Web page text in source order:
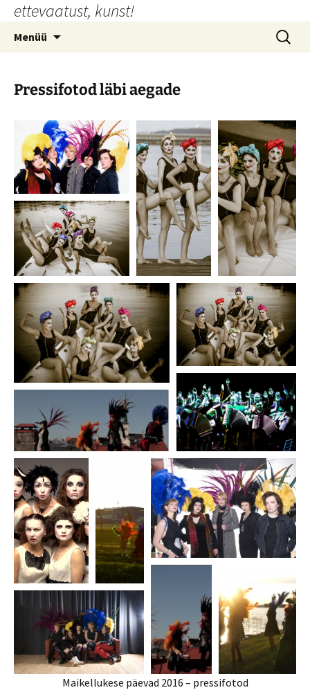
Liigu
sisu
juurde
ettevaatust, kunst!
Menüü Otsi:
Pressifotod läbi aegade
Maikellukese päevad 2016 – pressifotod